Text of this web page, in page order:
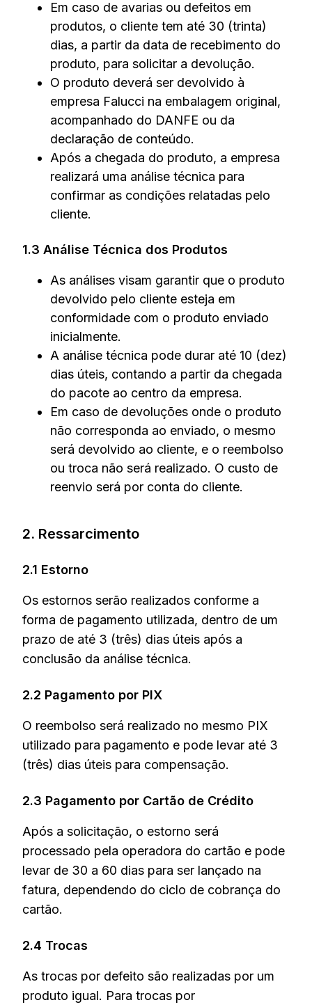
Categorias
CONFERIR
Roupa Íntima
CONFERIR
Unissex
CONFERIR CONFERIR
Pesquisar produtos
Em caso de avarias ou defeitos em
produtos, o cliente tem até 30 (trinta)
dias, a partir da data de recebimento do
produto, para solicitar a devolução.
O produto deverá ser devolvido à
empresa Falucci na embalagem original,
acompanhado do DANFE ou da
declaração de conteúdo.
Após a chegada do produto, a empresa
realizará uma análise técnica para
confirmar as condições relatadas pelo
cliente.
1.3 Análise Técnica dos Produtos
As análises visam garantir que o produto
devolvido pelo cliente esteja em
conformidade com o produto enviado
inicialmente.
A análise técnica pode durar até 10 (dez)
dias úteis, contando a partir da chegada
do pacote ao centro da empresa.
Em caso de devoluções onde o produto
não corresponda ao enviado, o mesmo
será devolvido ao cliente, e o reembolso
ou troca não será realizado. O custo de
reenvio será por conta do cliente.
2. Ressarcimento
2.1 Estorno
Os estornos serão realizados conforme a
forma de pagamento utilizada, dentro de um
prazo de até 3 (três) dias úteis após a
conclusão da análise técnica.
2.2 Pagamento por PIX
O reembolso será realizado no mesmo PIX
utilizado para pagamento e pode levar até 3
(três) dias úteis para compensação.
2.3 Pagamento por Cartão de Crédito
Após a solicitação, o estorno será
processado pela operadora do cartão e pode
levar de 30 a 60 dias para ser lançado na
fatura, dependendo do ciclo de cobrança do
cartão.
2.4 Trocas
As trocas por defeito são realizadas por um
produto igual. Para trocas por